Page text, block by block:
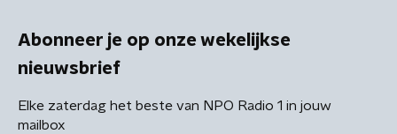
Abonneer je op onze wekelijkse
nieuwsbrief
Elke zaterdag het beste van NPO Radio 1 in jouw
mailbox